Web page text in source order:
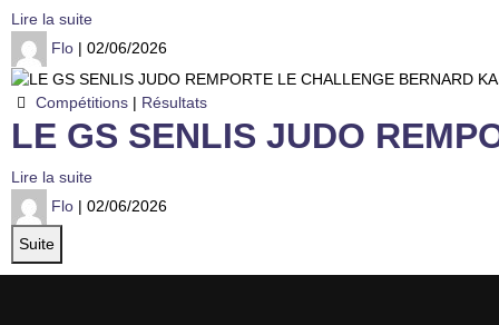
Lire la suite
Flo | 02/06/2026
Compétitions| Résultats
LE GS SENLIS JUDO
Lire la suite
Flo | 02/06/2026
Suite